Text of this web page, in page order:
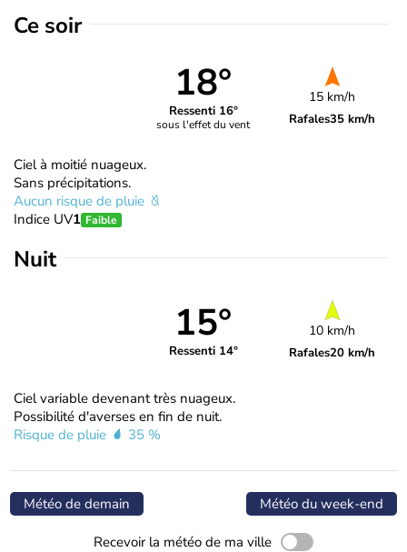
Ce soir
18°
Ressenti 16°
sous l'effet du vent
15 km/h
Rafales35 km/h
Ciel à moitié nuageux.
Sans précipitations.
Aucun risque de pluie
Indice UV1 Faible
Nuit
15°
Ressenti 14°
10 km/h
Rafales20 km/h
Ciel variable devenant très nuageux.
Possibilité d'averses en fin de nuit.
Risque de pluie
35 %
Météo de demain Météo du week-end
Recevoir la météo de ma ville